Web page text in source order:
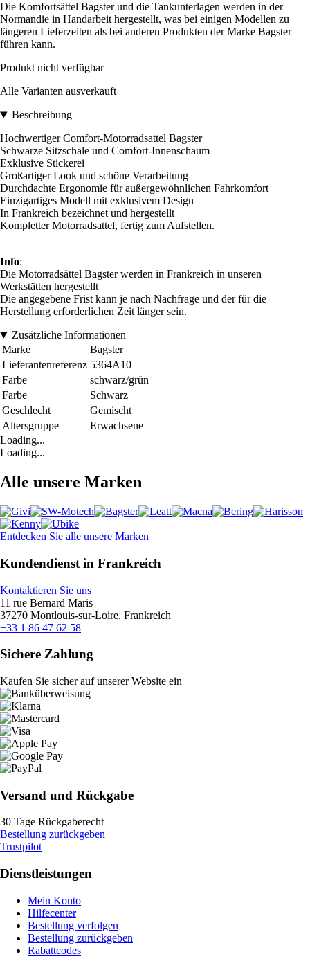
Die Komfortsättel Bagster und die Tankunterlagen werden in der
Normandie in Handarbeit hergestellt, was bei einigen Modellen zu
längeren Lieferzeiten als bei anderen Produkten der Marke Bagster
führen kann.
Produkt nicht verfügbar
Alle Varianten ausverkauft
Beschreibung
Hochwertiger Comfort-Motorradsattel Bagster
Schwarze Sitzschale und Comfort-Innenschaum
Exklusive Stickerei
Großartiger Look und schöne Verarbeitung
Durchdachte Ergonomie für außergewöhnlichen Fahrkomfort
Einzigartiges Modell mit exklusivem Design
In Frankreich bezeichnet und hergestellt
Kompletter Motorradsattel, fertig zum Aufstellen.
Info:
Die Motorradsättel Bagster werden in Frankreich in unseren
Werkstätten hergestellt
Die angegebene Frist kann je nach Nachfrage und der für die
Herstellung erforderlichen Zeit länger sein.
Zusätzliche Informationen
Marke
Bagster
Lieferantenreferenz 5364A10
Farbe
schwarz/grün
Farbe
Schwarz
Geschlecht
Gemischt
Altersgruppe
Erwachsene
Loading...
Loading...
Alle unsere Marken
Entdecken Sie alle unsere Marken
Kundendienst in Frankreich
Kontaktieren Sie uns
11 rue Bernard Maris
37270 Montlouis-sur-Loire, Frankreich
+33 1 86 47 62 58
Sichere Zahlung
Kaufen Sie sicher auf unserer Website ein
Versand und Rückgabe
30 Tage Rückgaberecht
Bestellung zurückgeben
Trustpilot
Dienstleistungen
Mein Konto
Hilfecenter
Bestellung verfolgen
Bestellung zurückgeben
Rabattcodes